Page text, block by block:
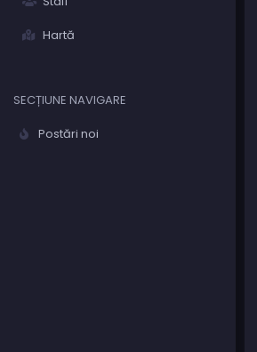
Hartă
SECȚIUNE NAVIGARE
Postări noi